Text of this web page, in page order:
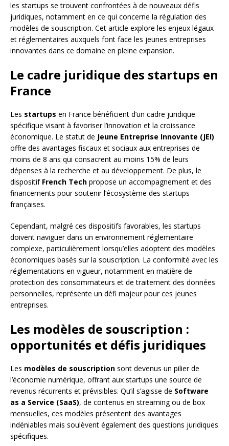
les startups se trouvent confrontées à de nouveaux défis
juridiques, notamment en ce qui concerne la régulation des
modèles de souscription. Cet article explore les enjeux légaux
et réglementaires auxquels font face les jeunes entreprises
innovantes dans ce domaine en pleine expansion.
Le cadre juridique des startups en
France
Les startups en France bénéficient d’un cadre juridique
spécifique visant à favoriser l’innovation et la croissance
économique. Le statut de Jeune Entreprise Innovante (JEI)
offre des avantages fiscaux et sociaux aux entreprises de
moins de 8 ans qui consacrent au moins 15% de leurs
dépenses à la recherche et au développement. De plus, le
dispositif French Tech propose un accompagnement et des
financements pour soutenir l’écosystème des startups
françaises.
Cependant, malgré ces dispositifs favorables, les startups
doivent naviguer dans un environnement réglementaire
complexe, particulièrement lorsqu’elles adoptent des modèles
économiques basés sur la souscription. La conformité avec les
réglementations en vigueur, notamment en matière de
protection des consommateurs et de traitement des données
personnelles, représente un défi majeur pour ces jeunes
entreprises.
Les modèles de souscription :
opportunités et défis juridiques
Les modèles de souscription sont devenus un pilier de
l’économie numérique, offrant aux startups une source de
revenus récurrents et prévisibles. Qu’il s’agisse de Software
as a Service (SaaS), de contenus en streaming ou de box
mensuelles, ces modèles présentent des avantages
indéniables mais soulèvent également des questions juridiques
spécifiques.